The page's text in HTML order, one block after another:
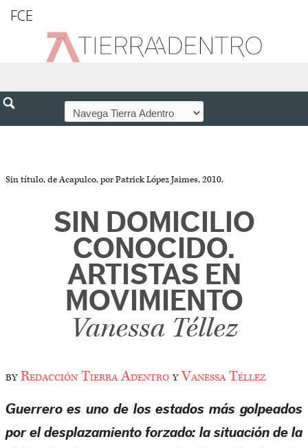
FCE
Sin título, de Acapulco, por Patrick López Jaimes, 2010.
SIN DOMICILIO
CONOCIDO.
ARTISTAS EN
MOVIMIENTO
Vanessa Téllez
byRedacción Tierra AdentroyVanessa Téllez
Guerrero es uno de los estados más golpeados
por el desplazamiento forzado: la situación de la